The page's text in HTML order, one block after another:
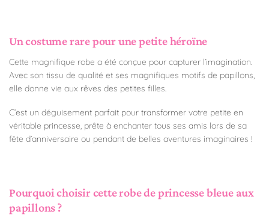
Un costume rare pour une petite héroïne
Cette magnifique robe a été conçue pour capturer l’imagination.
Avec son tissu de qualité et ses magnifiques motifs de papillons,
elle donne vie aux rêves des petites filles.
C’est un déguisement parfait pour transformer votre petite en
véritable princesse, prête à enchanter tous ses amis lors de sa
fête d’anniversaire ou pendant de belles aventures imaginaires !
Pourquoi choisir cette robe de princesse bleue aux
papillons ?